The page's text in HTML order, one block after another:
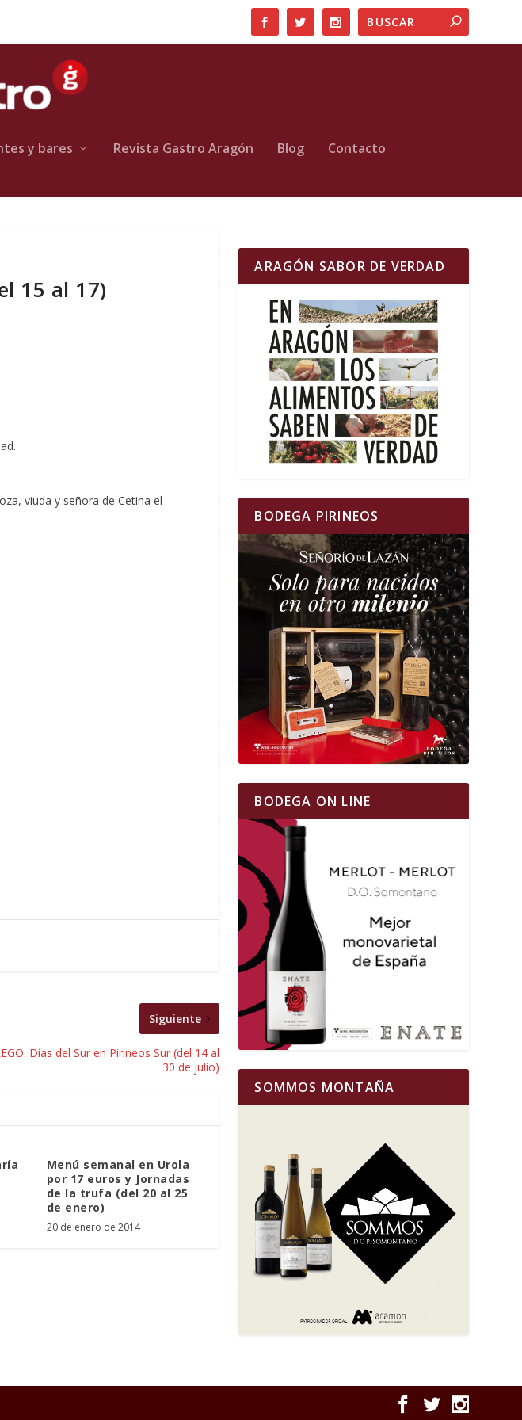
y bares Revista Gastro Aragón Blog Contacto
15 al 17)
viuda y señora de Cetina el
Siguiente
Días del Sur en Pirineos Sur (del 14 al
30 de julio)
Menú semanal en Urola
por 17 euros y Jornadas
de la trufa (del 20 al 25
de enero)
20 de enero de 2014
ARAGÓN SABOR DE VERDAD
BODEGA PIRINEOS
BODEGA ON LINE
SOMMOS MONTAÑA